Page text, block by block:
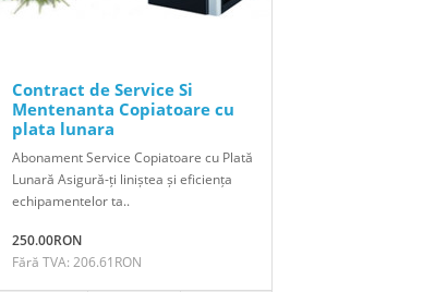
Contract de Service Si
Mentenanta Copiatoare cu
plata lunara
Abonament Service Copiatoare cu Plată
Lunară Asigură-ți liniștea și eficiența
echipamentelor ta..
250.00RON
Fără TVA: 206.61RON